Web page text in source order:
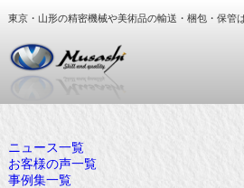
東京・山形の精密機械や美術品の輸送・梱包・保管
大型精密機械・美
ニュース一覧
お客様の声一覧
事例集一覧